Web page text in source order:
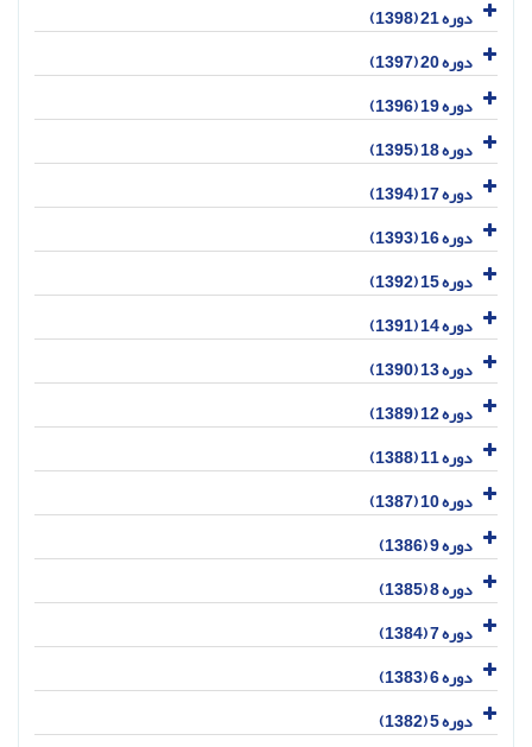
دوره 21 (1398)
دوره 20 (1397)
دوره 19 (1396)
دوره 18 (1395)
دوره 17 (1394)
دوره 16 (1393)
دوره 15 (1392)
دوره 14 (1391)
دوره 13 (1390)
دوره 12 (1389)
دوره 11 (1388)
دوره 10 (1387)
دوره 9 (1386)
دوره 8 (1385)
دوره 7 (1384)
دوره 6 (1383)
دوره 5 (1382)